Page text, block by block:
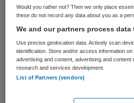
2014 naar ruim 272
Inmiddels komen er
negenduizend
bezoekers kijken niet
behandelaar scoort, maar
gebruik van de informatie
aandoening geboden
Would you rather not? Then we only place
these do not record any data about you as a
We and our partners process data
Use precise geolocation data. Actively scan
identification. Store and/or access information
advertising and content, advertising and content
research and services development.
List of Partners (vendors)